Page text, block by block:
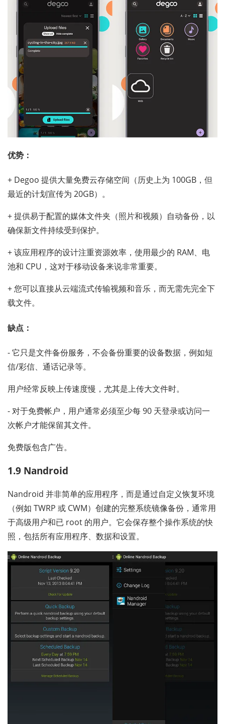
优势：
+ Degoo 提供大量免费云存储空间（历史上为 100GB，但
最近的计划宣传为 20GB）。
+ 提供易于配置的媒体文件夹（照片和视频）自动备份，以
确保新文件持续受到保护。
+ 该应用程序的设计注重资源效率，使用最少的 RAM、电
池和 CPU，这对于移动设备来说非常重要。
+ 您可以直接从云端流式传输视频和音乐，而无需先完全下
载文件。
缺点：
- 它只是文件备份服务，不会备份重要的设备数据，例如短
信/彩信、通话记录等。
用户经常反映上传速度慢，尤其是上传大文件时。
- 对于免费帐户，用户通常必须至少每 90 天登录或访问一
次帐户才能保留其文件。
免费版包含广告。
1.9 Nandroid
Nandroid 并非简单的应用程序，而是通过自定义恢复环境
（例如 TWRP 或 CWM）创建的完整系统镜像备份，通常用
于高级用户和已 root 的用户。它会保存整个操作系统的快
照，包括所有应用程序、数据和设置。